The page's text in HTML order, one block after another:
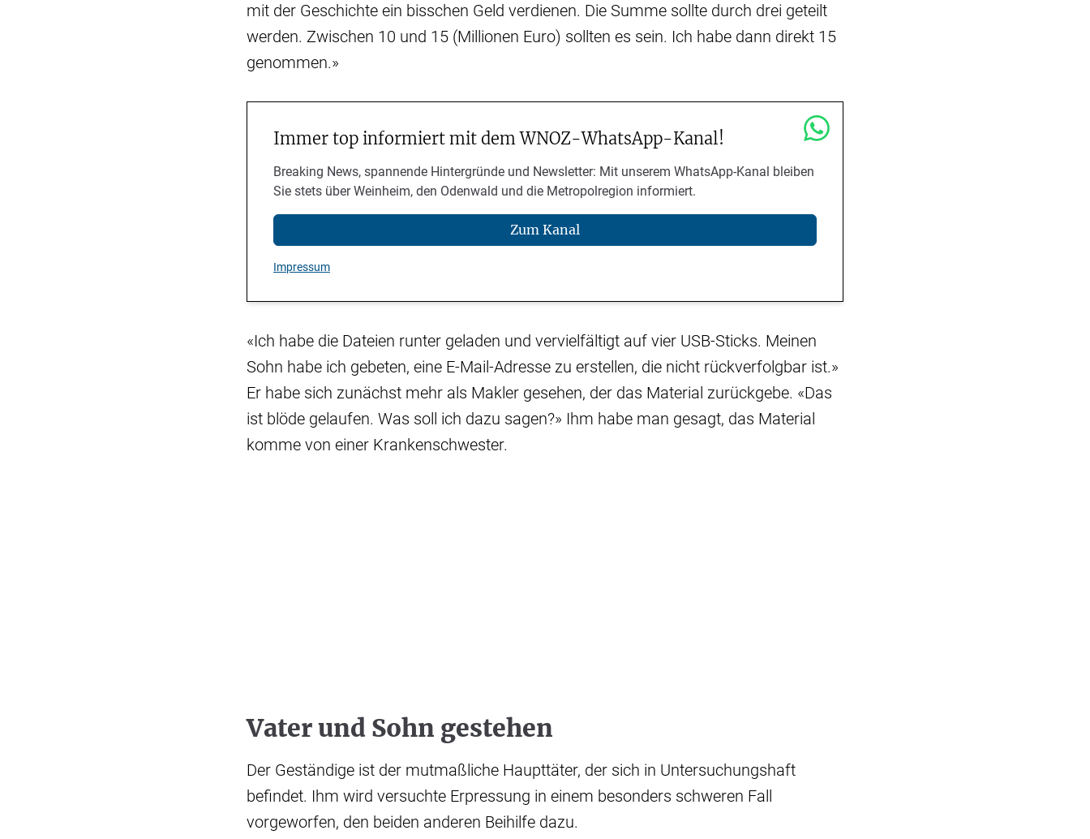
mit der Geschichte ein bisschen Geld verdienen. Die Summe sollte durch drei geteilt
werden. Zwischen 10 und 15 (Millionen Euro) sollten es sein. Ich habe dann direkt 15
genommen.»
Immer top informiert mit dem WNOZ-WhatsApp-Kanal!
Breaking News, spannende Hintergründe und Newsletter: Mit unserem WhatsApp-Kanal bleiben
Sie stets über Weinheim, den Odenwald und die Metropolregion informiert.
Zum Kanal
Impressum
«Ich habe die Dateien runter geladen und vervielfältigt auf vier USB-Sticks. Meinen
Sohn habe ich gebeten, eine E-Mail-Adresse zu erstellen, die nicht rückverfolgbar ist.»
Er habe sich zunächst mehr als Makler gesehen, der das Material zurückgebe. «Das
ist blöde gelaufen. Was soll ich dazu sagen?» Ihm habe man gesagt, das Material
komme von einer Krankenschwester.
Vater und Sohn gestehen
Der Geständige ist der mutmaßliche Haupttäter, der sich in Untersuchungshaft
befindet. Ihm wird versuchte Erpressung in einem besonders schweren Fall
vorgeworfen, den beiden anderen Beihilfe dazu.